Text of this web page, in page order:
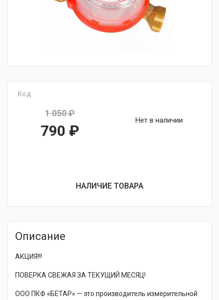
Код
1 050₽
Первоначальная
790 ₽
Нет в наличии
НАЛИЧИЕ ТОВАРА
Описание
АКЦИЯ!!!
ПОВЕРКА СВЕЖАЯ ЗА ТЕКУЩИЙ МЕСЯЦ!
ООО ПКФ «БЕТАР» — это производитель измерительной